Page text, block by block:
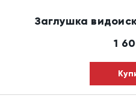
Заглушка
1